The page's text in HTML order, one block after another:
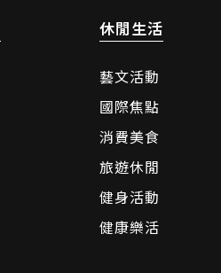
休閒生活
藝文活動
國際焦點
消費美食
旅遊休閒
健身活動
健康樂活